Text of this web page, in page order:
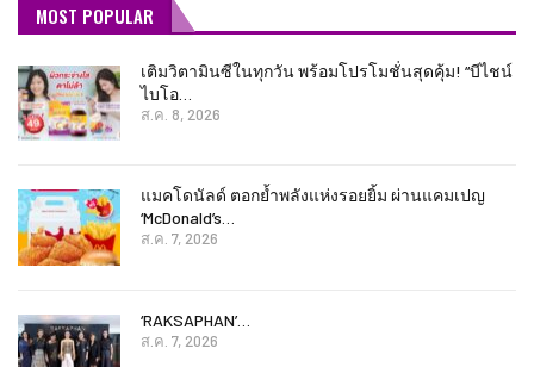
MOST POPULAR
เติมวิตามินซีในทุกวัน พร้อมโปรโมชั่นสุดคุ้ม! “บีไชน์
ไบโอ…
ส.ค. 8, 2026
แมคโดนัลด์ ตอกย้ำพลังแห่งรอยยิ้ม ผ่านแคมเปญ
‘McDonald’s…
ส.ค. 7, 2026
‘RAKSAPHAN’…
ส.ค. 7, 2026